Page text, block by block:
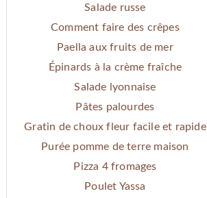
Salade russe
Comment faire des crêpes
Paella aux fruits de mer
Épinards à la crème fraîche
Salade lyonnaise
Pâtes palourdes
Gratin de choux fleur facile et rapide
Purée pomme de terre maison
Pizza 4 fromages
Poulet Yassa